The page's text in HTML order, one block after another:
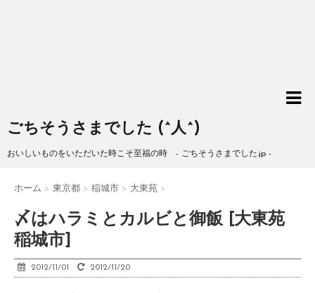
ごちそうさまでした (^人^)
おいしいものをいただいた時こそ至福の時 - ごちそうさまでした.jp -
ホーム > 東京都 > 稲城市 > 大東苑 >
〆はハラミとカルビと御飯 [大東苑
稲城市]
2012/11/01 2012/11/20